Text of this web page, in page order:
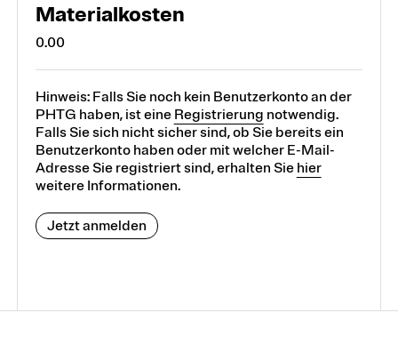
Materialkosten
0.00
Hinweis: Falls Sie noch kein Benutzerkonto an der
PHTG haben, ist eine Registrierung notwendig.
Falls Sie sich nicht sicher sind, ob Sie bereits ein
Benutzerkonto haben oder mit welcher E-Mail-
Adresse Sie registriert sind, erhalten Sie hier
weitere Informationen.
Jetzt anmelden